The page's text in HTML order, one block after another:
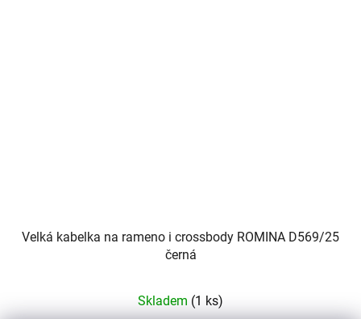
Velká kabelka na rameno i crossbody ROMINA D569/25
černá
Skladem (1 ks)